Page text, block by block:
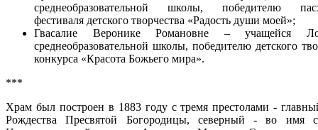
среднеобразовательной школы, победителю
фестиваля детского творчества «Радость души моей»;
Гвасалие Веронике Романовне – учащейся
среднеобразовательной школы, победителю детского
конкурса «Красота Божьего мира».
***
Храм был построен в 1883 году с тремя престолами -
Рождества Пресвятой Богородицы, северный - во имя